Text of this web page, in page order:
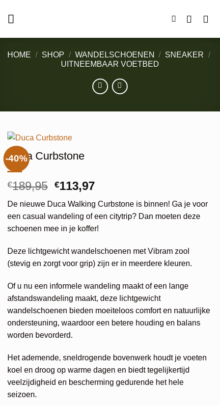
naar
HOME / SHOP / WANDELSCHOENEN / SNEAKER /
UITNEEMBAAR VOETBED
-40%
Duca Curbstone
€189,95 Oorspronkelijke
was:
€189,95.
€113,97Huidige
is:
€113,97.
De nieuwe Duca Walking Curbstone is binnen! Ga je voor
een casual wandeling of een citytrip? Dan moeten deze
schoenen mee in je koffer!
Deze lichtgewicht wandelschoenen met Vibram zool
(stevig en zorgt voor grip) zijn er in meerdere kleuren.
Of u nu een informele wandeling maakt of een lange
afstandswandeling maakt, deze lichtgewicht
wandelschoenen bieden moeiteloos comfort en natuurlijke
ondersteuning, waardoor een betere houding en balans
worden bevorderd.
Het ademende, sneldrogende bovenwerk houdt je voeten
koel en droog op warme dagen en biedt tegelijkertijd
veelzijdigheid en bescherming gedurende het hele
seizoen.